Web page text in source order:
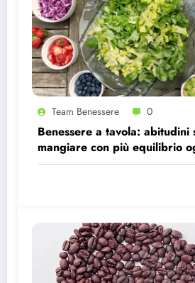
Team Benessere 0
Benessere a tavola: abitudini
mangiare con più equilibrio